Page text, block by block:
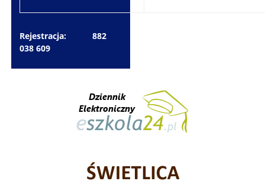
Rejestracja: 882
038 609